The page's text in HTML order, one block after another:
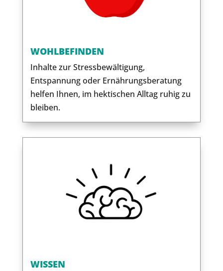
WOHLBEFINDEN
Inhalte zur Stressbewältigung,
Entspannung oder Ernährungsberatung
helfen Ihnen, im hektischen Alltag ruhig zu
bleiben.
WISSEN